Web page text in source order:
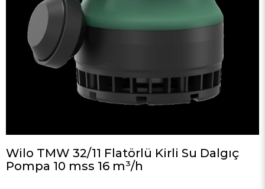
Wilo TMW 32/11 Flatörlü Kirli Su Dalgıç
Pompa 10 mss 16 m³/h